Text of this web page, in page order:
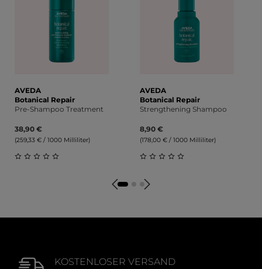
AVEDA
Botanical Repair
Pre-Shampoo Treatment
38,90 €
(259,33 € / 1000 Milliliter)
AVEDA
Botanical Repair
Strengthening Shampoo
8,90 €
(178,00 € / 1000 Milliliter)
KOSTENLOSER VERSAND